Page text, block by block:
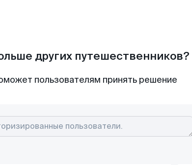
других путешественников?
пользователям принять решение